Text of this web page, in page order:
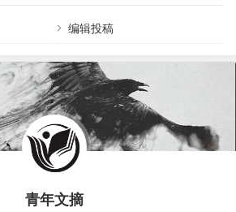
味，同时又通俗易懂，易于上口！我喜欢
“少年壮志不言愁”和“为了母亲的微笑”这
往前冲，去拼搏！这首歌，应该说深深影
响了当时一代人的思想，具有积极上进得
现实意义！通过《少年壮志不言愁》这首
歌，我明…
编辑投稿
青年文摘